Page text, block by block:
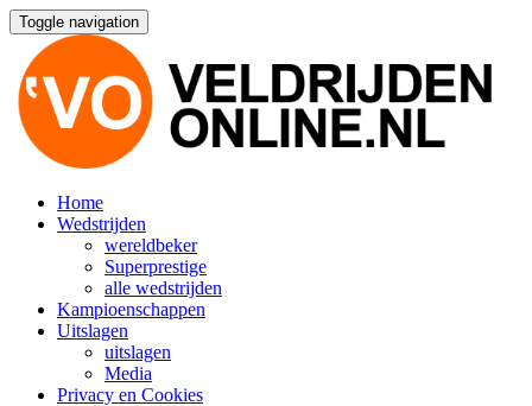
Toggle navigation
Home
Wedstrijden
wereldbeker
Superprestige
alle wedstrijden
Kampioenschappen
Uitslagen
uitslagen
Media
Privacy en Cookies